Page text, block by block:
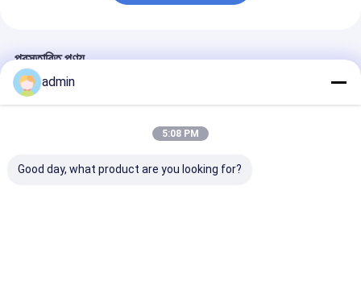
প্রস্তাবিত পণ্য
admin
5:08 PM
Good day, what product are you looking for?